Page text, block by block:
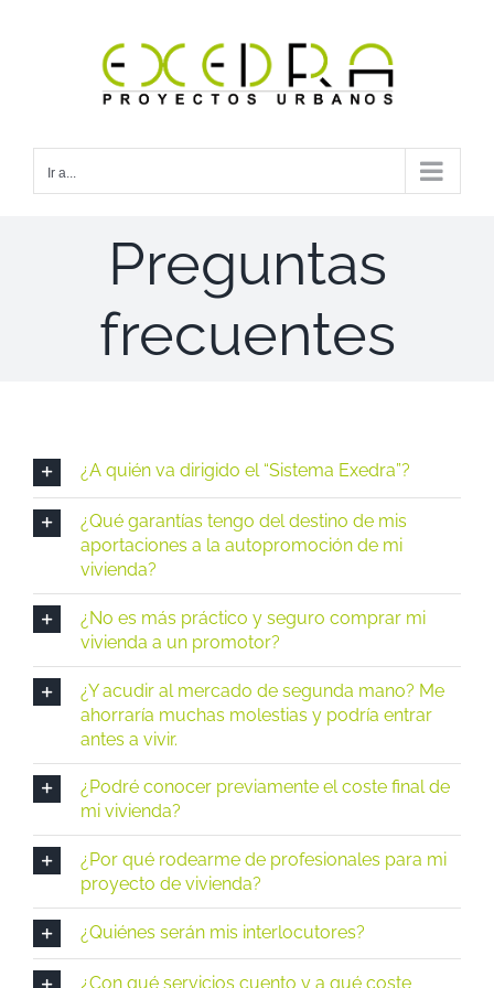
Ir a...
Preguntas
frecuentes
¿A quién va dirigido el “Sistema Exedra”?
¿Qué garantías tengo del destino de mis
aportaciones a la autopromoción de mi
vivienda?
¿No es más práctico y seguro comprar mi
vivienda a un promotor?
¿Y acudir al mercado de segunda mano? Me
ahorraría muchas molestias y podría entrar
antes a vivir.
¿Podré conocer previamente el coste final de
mi vivienda?
¿Por qué rodearme de profesionales para mi
proyecto de vivienda?
¿Quiénes serán mis interlocutores?
¿Con qué servicios cuento y a qué coste